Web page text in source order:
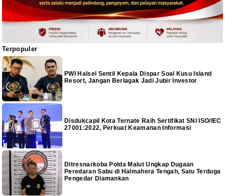
Terpopuler
PWI Halsel Sentil Kepala Dispar Soal Kusu Island
Resort, Jangan Berlagak Jadi Jubir Investor
Disdukcapil Kota Ternate Raih Sertifikat SNI ISO/IEC
27001:2022, Perkuat Keamanan Informasi
Ditresnarkoba Polda Malut Ungkap Dugaan
Peredaran Sabu di Halmahera Tengah, Satu Terduga
Pengedar Diamankan